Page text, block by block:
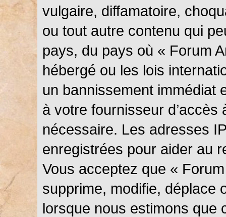
vulgaire, diffamatoire,
ou tout autre contenu qui
pays, du pays où « Forum
hébergé ou les lois
un bannissement immédiat
à votre fournisseur
nécessaire. Les adresses
enregistrées pour aider au
Vous acceptez que «
supprime, modifie, déplace
lorsque nous estimons que